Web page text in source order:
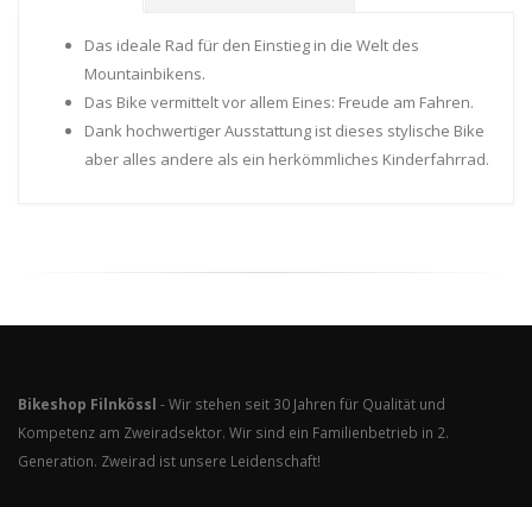
Das ideale Rad für den Einstieg in die Welt des
Mountainbikens.
Das Bike vermittelt vor allem Eines: Freude am Fahren.
Dank hochwertiger Ausstattung ist dieses stylische Bike
aber alles andere als ein herkömmliches Kinderfahrrad.
Bikeshop Filnkössl - Wir stehen seit 30 Jahren für Qualität und
Kompetenz am Zweiradsektor. Wir sind ein Familienbetrieb in 2.
Generation. Zweirad ist unsere Leidenschaft!